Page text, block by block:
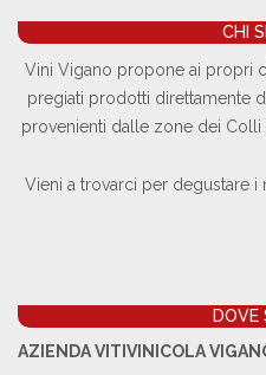
CHI
Vini Vigano propone ai propri
pregiati prodotti direttamente
provenienti dalle zone dei Colli
Vieni a trovarci per degustare
DOVE
AZIENDA VITIVINICOLA